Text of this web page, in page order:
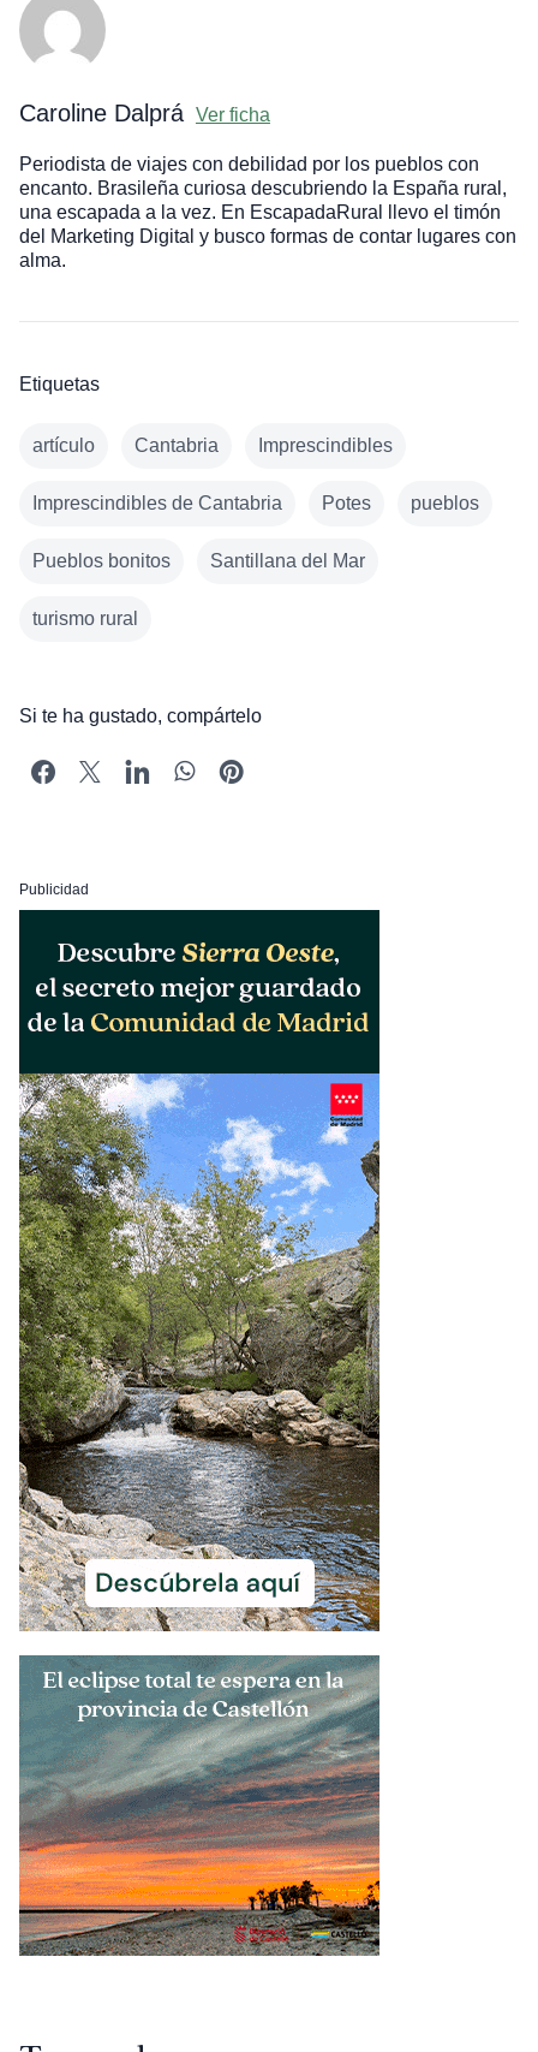
Caroline Dalprá Ver ficha
Periodista de viajes con debilidad por los pueblos con
encanto. Brasileña curiosa descubriendo la España rural,
una escapada a la vez. En EscapadaRural llevo el timón
del Marketing Digital y busco formas de contar lugares con
alma.
Etiquetas
artículo Cantabria Imprescindibles
Imprescindibles de Cantabria Potes pueblos
Pueblos bonitos Santillana del Mar
turismo rural
Si te ha gustado, compártelo
Publicidad